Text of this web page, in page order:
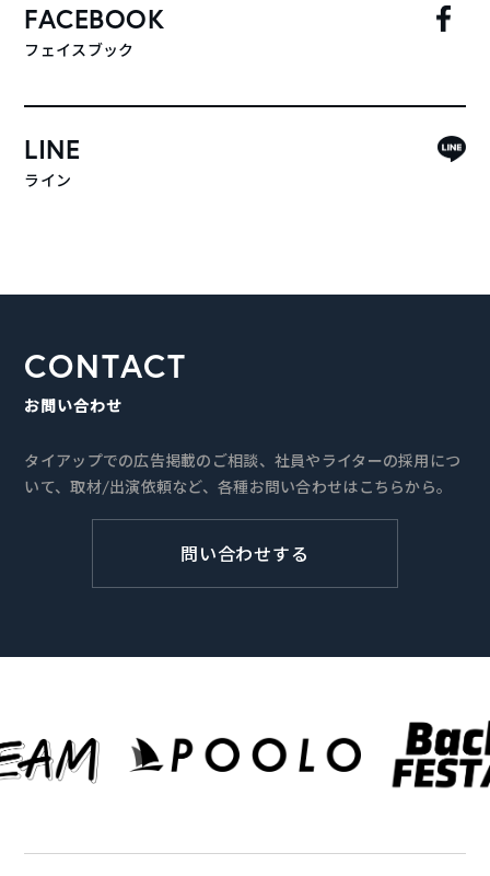
FACEBOOK
フェイスブック
LINE
ライン
CONTACT
お問い合わせ
タイアップでの広告掲載のご相談、社員やライターの採用につ
いて、取材/出演依頼など、各種お問い合わせはこちらから。
問い合わせする